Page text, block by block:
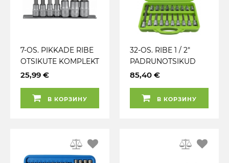
7-OS. PIKKADE RIBE
OTSIKUTE KOMPLEKT
3 / 8 JA 1 / 2" (M6-M14)
25,99 €
В КОРЗИНУ
32-OS. RIBE 1 / 2"
PADRUNOTSIKUD
STARDIKOMPLEKT
JBM
85,40 €
В КОРЗИНУ